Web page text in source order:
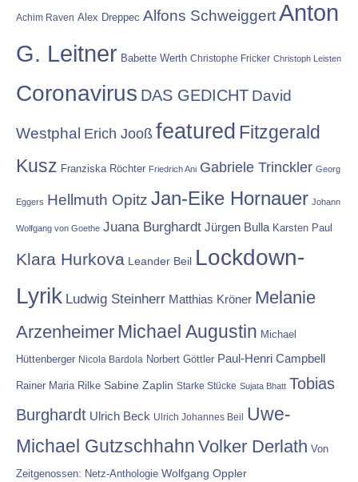
Achim Raven Alex Dreppec Alfons SchweiggertAnton
G. Leitner Babette Werth Christophe Fricker Christoph Leisten
Coronavirus DAS GEDICHT David
Westphal Erich Jooß featured Fitzgerald
Kusz Franziska Röchter Friedrich Ani Gabriele Trinckler Georg
Eggers Hellmuth Opitz Jan-Eike Hornauer Johann
Wolfgang von Goethe Juana Burghardt Jürgen Bulla Karsten Paul
Klara Hurkova Leander Beil Lockdown-
Lyrik Ludwig Steinherr Matthias Kröner Melanie
Arzenheimer Michael Augustin Michael
Hüttenberger Nicola Bardola Norbert Göttler Paul-Henri Campbell
Rainer Maria Rilke Sabine Zaplin Starke Stücke Sujata Bhatt Tobias
Burghardt Ulrich Beck Ulrich Johannes Beil
Uwe-
Michael Gutzschhahn Volker Derlath Von
Zeitgenossen: Netz-Anthologie Wolfgang Oppler